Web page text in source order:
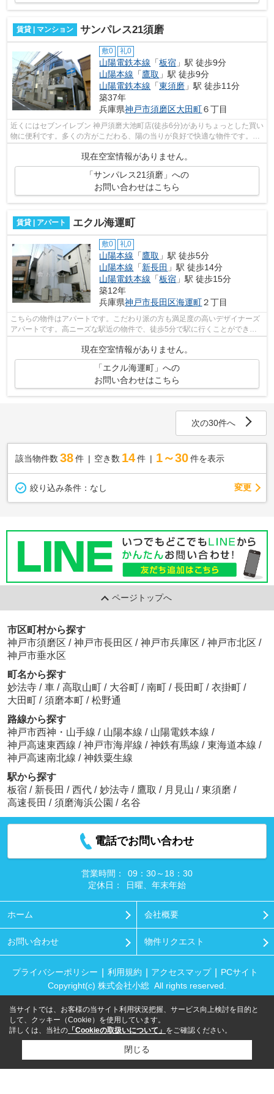
賃貸 | マンション サンパレス21須磨
敷0 礼0
山陽電鉄本線 「板宿 」駅 徒歩9分
山陽本線 「鷹取 」駅 徒歩9分
山陽電鉄本線 「東須磨 」駅 徒歩11分
築37年
兵庫県神戸市須磨区大田町６丁目
近くにはセブンイレブン 神戸須磨大池町店(徒歩6分)がありちょっとした買い
物に便利です。多くの方がこだわる、陽の当りが良好で快適な物件です。こ
現在空室情報がありません。
「サンパレス21須磨」への
お問い合わせはこちら
賃貸 | アパート エクル海運町
敷0 礼0
山陽本線 「鷹取 」駅 徒歩5分
山陽本線 「新長田 」駅 徒歩14分
山陽電鉄本線 「板宿 」駅 徒歩15分
築12年
兵庫県神戸市長田区海運町２丁目
こちらの物件はアパートです。こだわり派の方も満足度の高いデザイナーズ
アパートです。高ニーズな駅近の物件で、徒歩5分で駅に行くことができま
す。最上階のアパートです。山陽本線鷹...
現在空室情報がありません。
「エクル海運町」への
お問い合わせはこちら
次の30件へ
該当物件数 38件 空き数 14 件 1～30 件を表示
絞り込み条件： なし 変更
ページトップへ
市区町村から探す
神戸市須磨区 / 神戸市長田区 / 神戸市兵庫区 / 神戸市北区 /
神戸市垂水区
町名から探す
妙法寺 / 車 / 高取山町 / 大谷町 / 南町 / 長田町 / 衣掛町 /
大田町 / 須磨本町 / 松野通
路線から探す
神戸市西神・山手線 / 山陽本線 / 山陽電鉄本線 /
神戸高速東西線 / 神戸市海岸線 / 神鉄有馬線 / 東海道本線 /
神戸高速南北線 / 神鉄粟生線
駅から探す
板宿 / 新長田 / 西代 / 妙法寺 / 鷹取 / 月見山 / 東須磨 /
高速長田 / 須磨海浜公園 / 名谷
電話でお問い合わせ
営業時間：
09：30～18：30
定休日：
日曜、年末年始
ホーム 会社概要
お問い合わせ 物件リクエスト
プライバシーポリシー 利用規約 アクセスマップ
PCサイト
Copyright(c) 株式会社小総 All rights reserved.
当サイトでは、お客様の当サイト利用状況把握、サービス向上検討を目的と
して、クッキー（Cookie）を使用しています。
詳しくは、当社の 「Cookieの取扱いについて」 をご確認ください。
閉じる